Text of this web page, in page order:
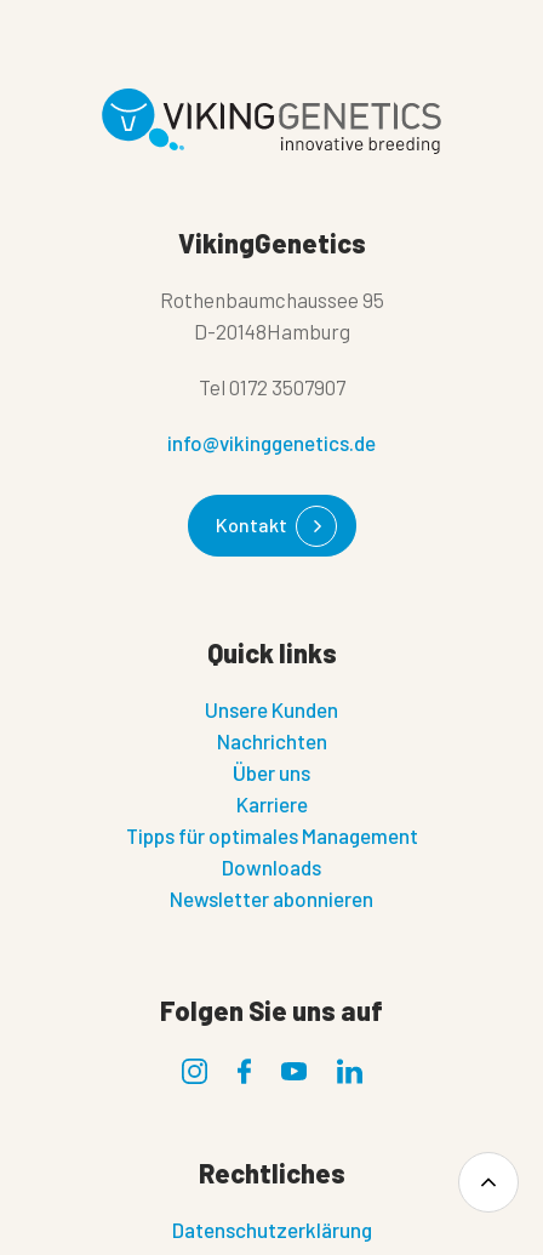
VikingGenetics
Rothenbaumchaussee 95
D-20148Hamburg
Tel 0172 3507907
info@vikinggenetics.de
Kontakt
Quick links
Unsere Kunden
Nachrichten
Über uns
Karriere
Tipps für optimales Management
Downloads
Newsletter abonnieren
Folgen Sie uns auf
Rechtliches
Datenschutzerklärung